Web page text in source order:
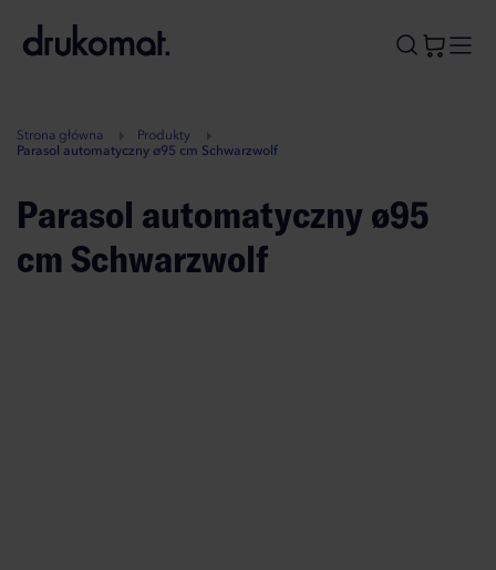
A
Strona główna
Produkty
Parasol automatyczny ø95 cm Schwarzwolf
Parasol automatyczny ø95
cm Schwarzwolf